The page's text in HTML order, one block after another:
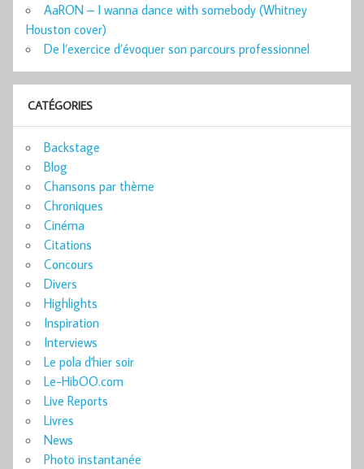
AaRON – I wanna dance with somebody (Whitney
Houston cover)
De l’exercice d’évoquer son parcours professionnel
CATÉGORIES
Backstage
Blog
Chansons par thème
Chroniques
Cinéma
Citations
Concours
Divers
Highlights
Inspiration
Interviews
Le pola d'hier soir
Le-HibOO.com
Live Reports
Livres
News
Photo instantanée